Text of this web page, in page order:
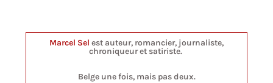
Marcel Sel est auteur, romancier, journaliste,
chroniqueur et satiriste.
Belge une fois, mais pas deux.